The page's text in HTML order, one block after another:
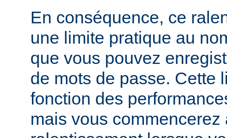
En conséquence, ce
une limite pratique au
que vous pouvez
de mots de passe. Cette
fonction des
mais vous commencerez